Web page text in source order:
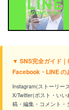
▼ SNS完全ガイド
Facebook・LINE の
Instagram(ストーリー
X/Twitter(ポスト・い
稿・編集・コメント・